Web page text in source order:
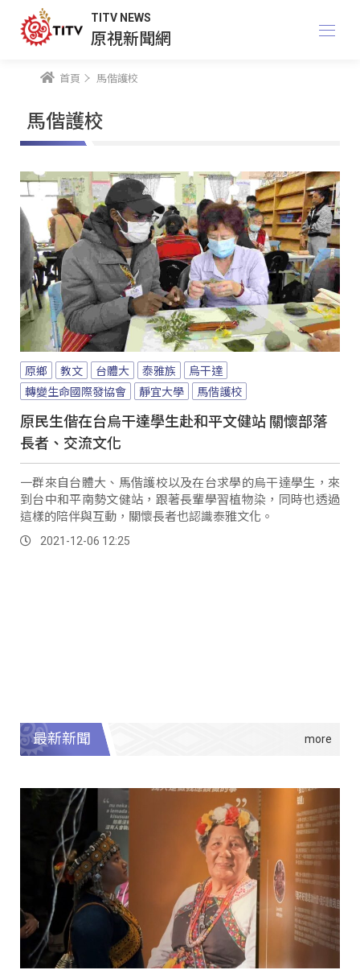
TITV NEWS
原視新聞網
首頁 馬偕護校
馬偕護校
原鄉 教文 台體大 泰雅族
烏干達
轉變生命國際發協會
靜宜大學 馬偕護校
原民生偕在台烏干達學生赴和平文健站 關懷部落
長者、交流文化
一群來自台體大、馬偕護校以及在台求學的烏干達學生，來
到台中和平南勢文健站，跟著長輩學習植物染，同時也透過
這樣的陪伴與互動，關懷長者也認識泰雅文化。
2021-12-06 12:25
最新新聞